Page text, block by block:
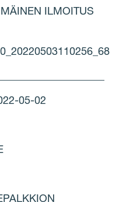
ILMOITUS
05-02